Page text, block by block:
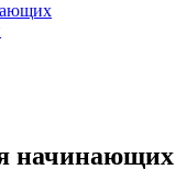
начинающих